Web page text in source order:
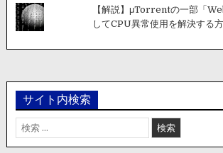
【解説】μTorrentの一部「
してCPU異常使用を解決する
サイト内検索
検
索: